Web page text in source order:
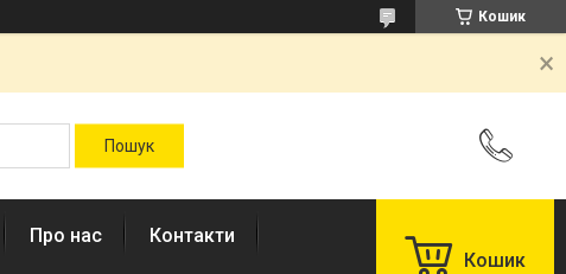
Кошик
Про нас Контакти
Кошик